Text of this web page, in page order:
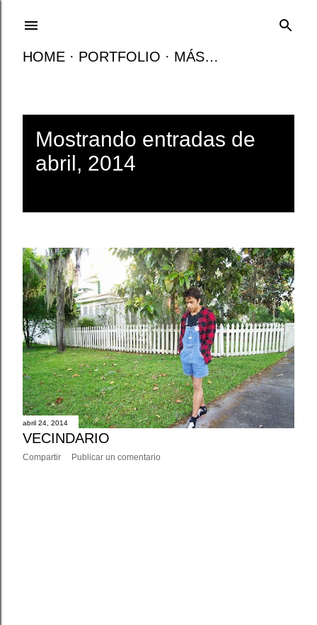
HOME PORTFOLIO MÁS…
s
Mostrando entradas de
abril, 2014
abril 24, 2014
VECINDARIO
Compartir Publicar un comentario